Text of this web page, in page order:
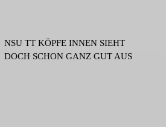
NSU TT KÖPFE INNEN SIEHT
DOCH SCHON GANZ GUT AUS